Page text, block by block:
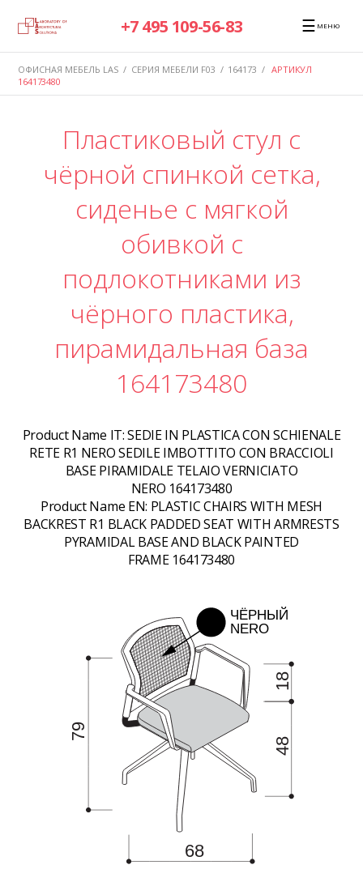
+7 495 109-56-83 ☰ МЕНЮ
ОФИСНАЯ МЕБЕЛЬ LAS / СЕРИЯ МЕБЕЛИ F03 / 164173 / АРТИКУЛ
164173480
Пластиковый стул с
чёрной спинкой сетка,
сиденье с мягкой
обивкой с
подлокотниками из
чёрного пластика,
пирамидальная база
164173480
Product Name IT:SEDIE IN PLASTICA CON SCHIENALE
RETE R1 NERO SEDILE IMBOTTITO CON BRACCIOLI
BASE PIRAMIDALE TELAIO VERNICIATO
NERO 164173480
Product Name EN: PLASTIC CHAIRS WITH MESH
BACKREST R1 BLACK PADDED SEAT WITH ARMRESTS
PYRAMIDAL BASE AND BLACK PAINTED
FRAME 164173480